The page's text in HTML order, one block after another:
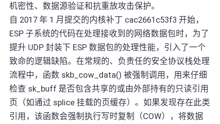
机密性、数据源验证和抗重放攻击保护。
自 2017 年 1 月提交的内核补丁 cac2661c53f3 开始，
ESP 子系统的代码在处理接收到的网络数据包时，为了
提升 UDP 封装下 ESP 数据包的处理性能，引入了一个
致命的逻辑缺陷。在常规的、负责任的安全协议栈处理
流程中，函数 skb_cow_data() 被强制调用，用来仔细
检查 sk_buff 是否包含共享的或由外部持有的只读引用
页（如通过 splice 挂载的页缓存）。如果发现存在此类
引用，该函数会强制执行写时复制（COW），将数据